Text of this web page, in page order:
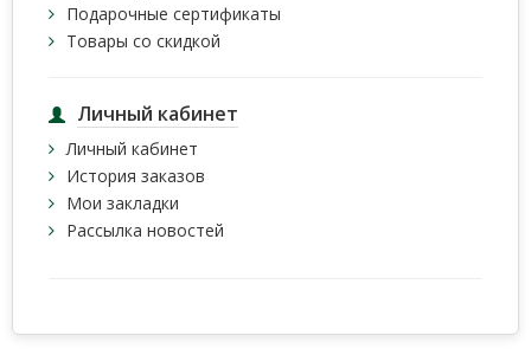
Подарочные сертификаты
Товары со скидкой
Личный кабинет
Личный кабинет
История заказов
Мои закладки
Рассылка новостей